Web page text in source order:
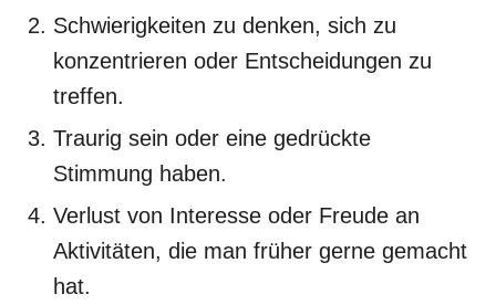
Schwierigkeiten zu denken, sich zu
konzentrieren oder Entscheidungen zu
treffen.
Traurig sein oder eine gedrückte
Stimmung haben.
Verlust von Interesse oder Freude an
Aktivitäten, die man früher gerne gemacht
hat.